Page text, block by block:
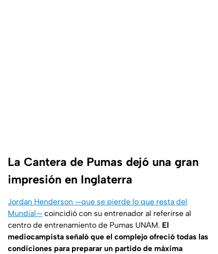
La Cantera de Pumas dejó una gran
impresión en Inglaterra
Jordan Henderson —que se pierde lo que resta del
Mundial— coincidió con su entrenador al referirse al
centro de entrenamiento de Pumas UNAM. El
mediocampista señaló que el complejo ofreció todas las
condiciones para preparar un partido de máxima